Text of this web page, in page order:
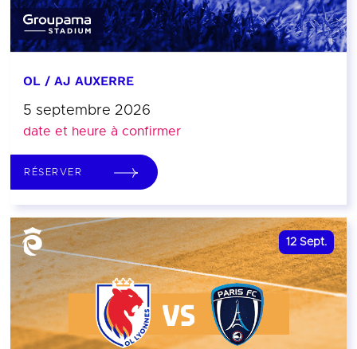
OL / AJ AUXERRE
5 septembre 2026
date et heure à confirmer
RÉSERVER
12 Sept.